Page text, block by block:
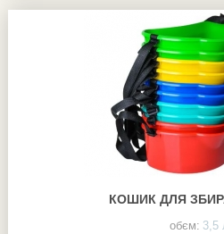
КОШИК ДЛЯ
обєм: 3,5